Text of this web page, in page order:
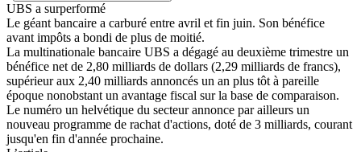
UBS a surperformé
Le géant bancaire a carburé entre avril et fin juin. Son bénéfice
avant impôts a bondi de plus de moitié.
La multinationale bancaire UBS a dégagé au deuxième trimestre un
bénéfice net de 2,80 milliards de dollars (2,29 milliards de francs),
supérieur aux 2,40 milliards annoncés un an plus tôt à pareille
époque nonobstant un avantage fiscal sur la base de comparaison.
Le numéro un helvétique du secteur annonce par ailleurs un
nouveau programme de rachat d'actions, doté de 3 milliards, courant
jusqu'en fin d'année prochaine.